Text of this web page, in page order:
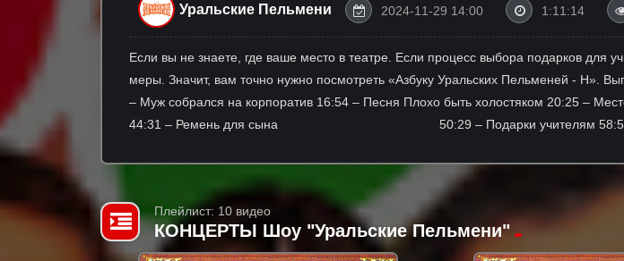
Уральские Пельмени 2024-11-29 14:00 1:11:14
Если вы не знаете, где ваше место в театре. Если процесс выбора подарков для
меры. Значит, вам точно нужно посмотреть «Азбуку Уральских Пельменей - Н».
– Муж собрался на корпоратив 16:54 – Песня Плохо быть холостяком 20:25 –
44:31 – Ремень для сына 50:29 – Подарки учителям 58:52 –
Плейлист: 10 видео
КОНЦЕРТЫ Шоу "Уральские Пельмени"